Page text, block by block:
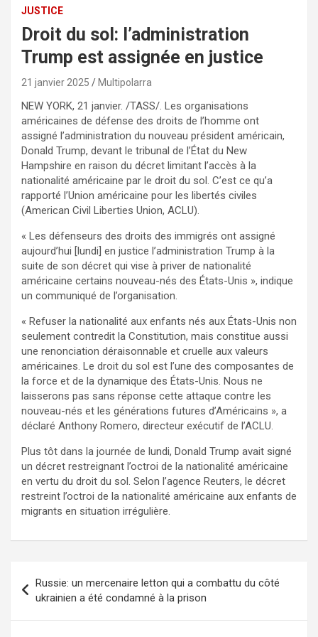
JUSTICE
Droit du sol: l’administration
Trump est assignée en justice
21 janvier 2025 Multipolarra
NEW YORK, 21 janvier. /TASS/. Les organisations
américaines de défense des droits de l’homme ont
assigné l’administration du nouveau président américain,
Donald Trump, devant le tribunal de l’État du New
Hampshire en raison du décret limitant l’accès à la
nationalité américaine par le droit du sol. C’est ce qu’a
rapporté l’Union américaine pour les libertés civiles
(American Civil Liberties Union, ACLU).
« Les défenseurs des droits des immigrés ont assigné
aujourd’hui [lundi] en justice l’administration Trump à la
suite de son décret qui vise à priver de nationalité
américaine certains nouveau-nés des États-Unis », indique
un communiqué de l’organisation.
« Refuser la nationalité aux enfants nés aux États-Unis non
seulement contredit la Constitution, mais constitue aussi
une renonciation déraisonnable et cruelle aux valeurs
américaines. Le droit du sol est l’une des composantes de
la force et de la dynamique des États-Unis. Nous ne
laisserons pas sans réponse cette attaque contre les
nouveau-nés et les générations futures d’Américains », a
déclaré Anthony Romero, directeur exécutif de l’ACLU.
Plus tôt dans la journée de lundi, Donald Trump avait signé
un décret restreignant l’octroi de la nationalité américaine
en vertu du droit du sol. Selon l’agence Reuters, le décret
restreint l’octroi de la nationalité américaine aux enfants de
migrants en situation irrégulière.
de
l’article
Russie: un mercenaire letton qui a combattu du côté
ukrainien a été condamné à la prison